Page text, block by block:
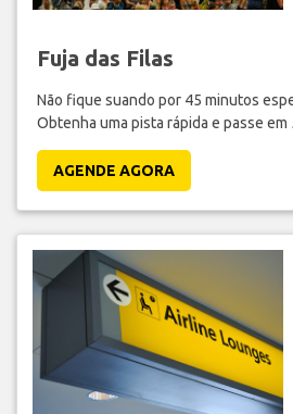
Fuja das Filas
Não fique suando por 45 minutos
Obtenha uma pista rápida e passe
AGENDE AGORA